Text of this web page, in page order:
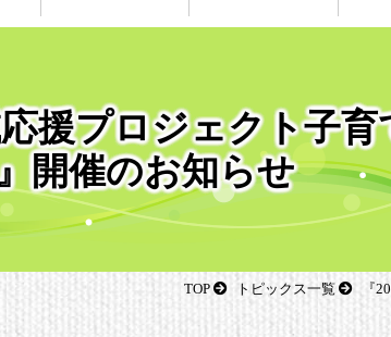
応援プロジェクト子育
開催のお知らせ
TOP トピックス一覧 『